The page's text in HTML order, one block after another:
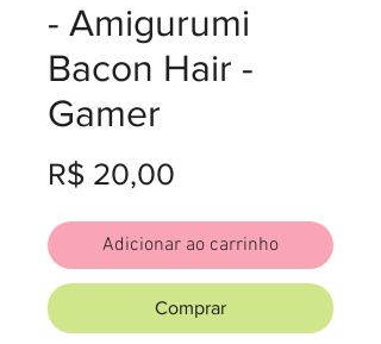
- Amigurumi
Bacon Hair -
Gamer
R$ 20,00
Adicionar ao carrinho
Comprar